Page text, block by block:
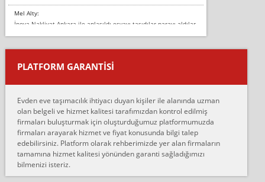
Mel Alty:
İnova Nakliyat Ankara ile anlaşıldı eşyayı taşıdılar parayı aldılar.
Salon duvarına bir baktım birisi boydan alüminyum renkli bantı
yapıştırm...
Murat:
çalıştıklarını, müş...
Ahmet:
Lüleburgaz güngünes evden eve naklyat eşyalarımı taşımak için
anlaştık sabah eve geldiklerinde de eşyalarımı düzgün şekilde
sarcaz demelerine r...
mehmet güldü:
PLATFORM GARANTİSİ
Evden eve taşımacılık ihtiyacı duyan kişiler ile alanında uzman
olan belgeli ve hizmet kalitesi tarafımızdan kontrol edilmiş
firmaları buluşturmak için oluşturduğumuz platformumuzda
firmaları arayarak hizmet ve fiyat konusunda bilgi talep
edebilirsiniz. Platform olarak rehberimizde yer alan firmaların
tamamına hizmet kalitesi yönünden garanti sağladığımızı
bilmenizi isteriz.